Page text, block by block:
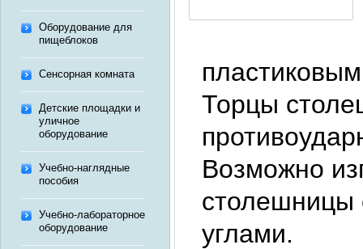
Оборудование для
пищеблоков
Сенсорная комната
Детские площадки и
уличное
оборудование
Учебно-наглядные
пособия
Учебно-лабораторное
оборудование
Торцы
Возможно
столешницы
углами.